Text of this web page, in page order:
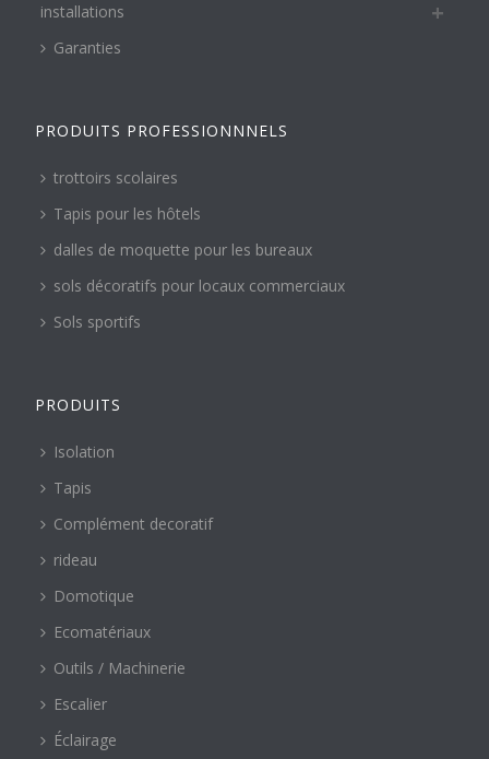
installations
Garanties
PRODUITS PROFESSIONNNELS
trottoirs scolaires
Tapis pour les hôtels
dalles de moquette pour les bureaux
sols décoratifs pour locaux commerciaux
Sols sportifs
PRODUITS
Isolation
Tapis
Complément decoratif
rideau
Domotique
Ecomatériaux
Outils / Machinerie
Escalier
Éclairage